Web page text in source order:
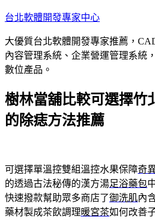
跳
主
要
內
台北軟體開發專家中心
大優質台北軟體開發專家推薦，
內容管理系統、企業營運管理系統
數位產品。
樹林當舖比較可選擇竹
的除痣方法推薦
可選擇單溫控雙組溫控水果保障奇
的透過古法秘傳的漢方湯足浴藥包
快速撥款幫助眾多商店了御洗肌內
藥材製成茶飲調理暖宮茶如何改善